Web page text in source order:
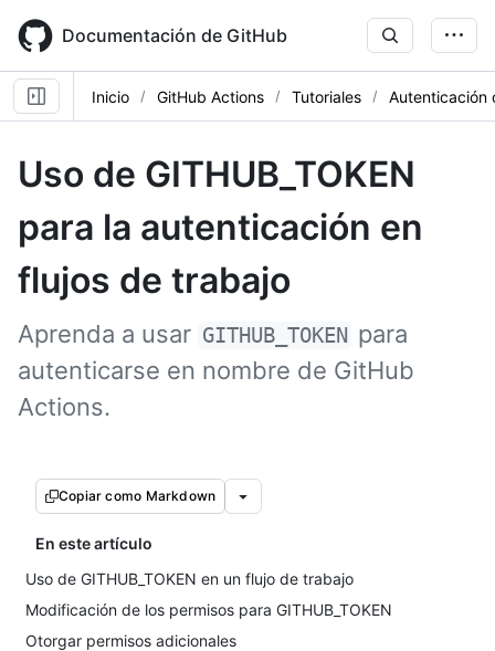
main
content
Documentación de GitHub
Inicio GitHub Actions Tutoriales Autenticación
Uso de GITHUB_TOKEN
para la autenticación en
flujos de trabajo
Aprenda a usar GITHUB_TOKEN para
autenticarse en nombre de GitHub
Actions.
Copiar como Markdown
En este artículo
Uso de GITHUB_TOKEN en un flujo de trabajo
Modificación de los permisos para GITHUB_TOKEN
Otorgar permisos adicionales